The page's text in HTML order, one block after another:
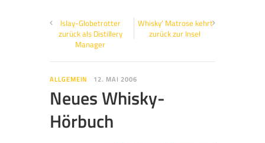
Islay-Globetrotter
zurück als Distillery
Manager
‚Whisky‘ Matrose kehrt
zurück zur Insel
ALLGEMEIN 12. MAI 2006
Neues Whisky-
Hörbuch